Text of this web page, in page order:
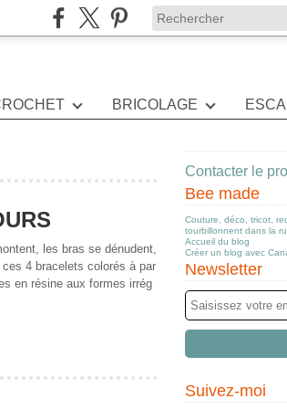
BRICOLAGE
les bras se dénudent,
4 bracelets colorés à par
en résine aux formes irrég
Contacter le
Bee made
Couture, déco, tricot,
tourbillonnent dans la
Accueil du blog
Créer un blog avec
Newsletter
Suivez-moi